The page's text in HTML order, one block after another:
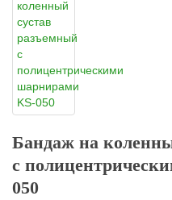
Бандаж на
с
050